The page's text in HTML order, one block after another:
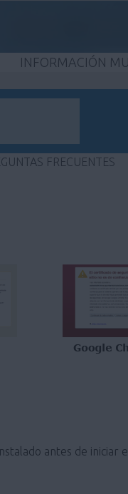
INFORMACIÓN
FRECUENTES
antes de